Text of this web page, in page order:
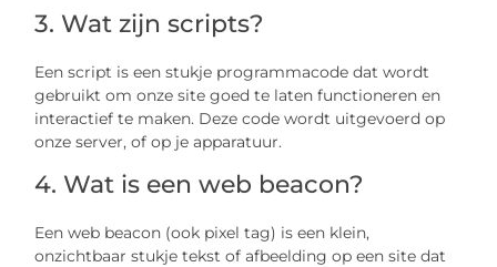
3. Wat zijn scripts?
Een script is een stukje programmacode dat wordt
gebruikt om onze site goed te laten functioneren en
interactief te maken. Deze code wordt uitgevoerd op
onze server, of op je apparatuur.
4. Wat is een web beacon?
Een web beacon (ook pixel tag) is een klein,
onzichtbaar stukje tekst of afbeelding op een site dat